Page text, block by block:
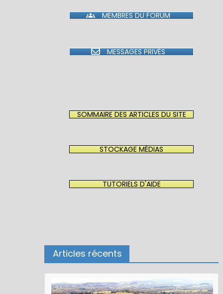
MEMBRES DU FORUM
MESSAGES PRIVÉS
SOMMAIRE DES ARTICLES DU SITE
STOCKAGE MÉDIAS
TUTORIELS D'AIDE
Articles récents